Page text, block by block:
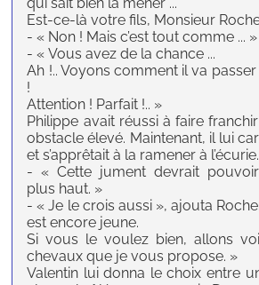
qui sait bien la mener ...
Est-ce-là votre fils, Monsieur
- « Non ! Mais c’est tout comme ... »
- « Vous avez de la chance ...
Ah !.. Voyons comment il va
!
Attention ! Parfait !.. »
Philippe avait réussi à faire
obstacle élevé. Maintenant, il lui
et s’apprêtait à la ramener à l’écurie.
- « Cette jument devrait
plus haut. »
- « Je le crois aussi », ajouta
est encore jeune.
Si vous le voulez bien, allons
chevaux que je vous propose. »
Valentin lui donna le choix entre